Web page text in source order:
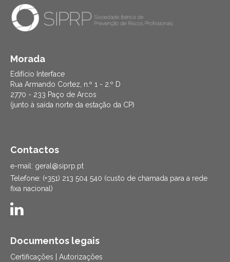
Morada
Edifício Interface
Rua Armando Cortez, n.º 1 - 2.º D
2770 - 233 Paço de Arcos
(junto à saída norte da estação da CP)
Contactos
e-mail: geral@siprp.pt
Telefone: (+351) 213 504 540 (custo de chamada para a rede
fixa nacional)
Documentos legais
Certificações | Autorizações